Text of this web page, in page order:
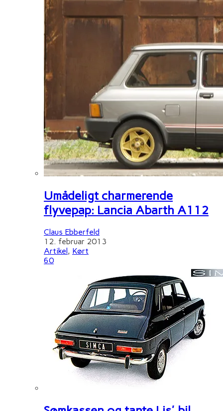
Umådeligt charmerende
flyvepap: Lancia Abarth A112
Claus Ebberfeld
12. februar 2013
Artikel, Kørt
60